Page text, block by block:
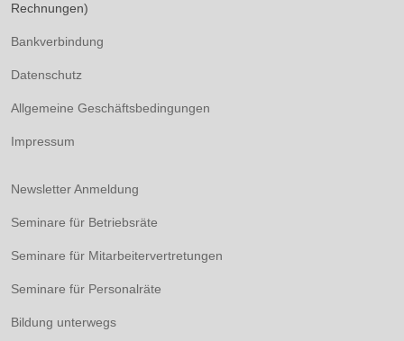
Rechnungen)
Bankverbindung
Datenschutz
Allgemeine Geschäftsbedingungen
Impressum
Newsletter Anmeldung
Seminare für Betriebsräte
Seminare für Mitarbeitervertretungen
Seminare für Personalräte
Bildung unterwegs